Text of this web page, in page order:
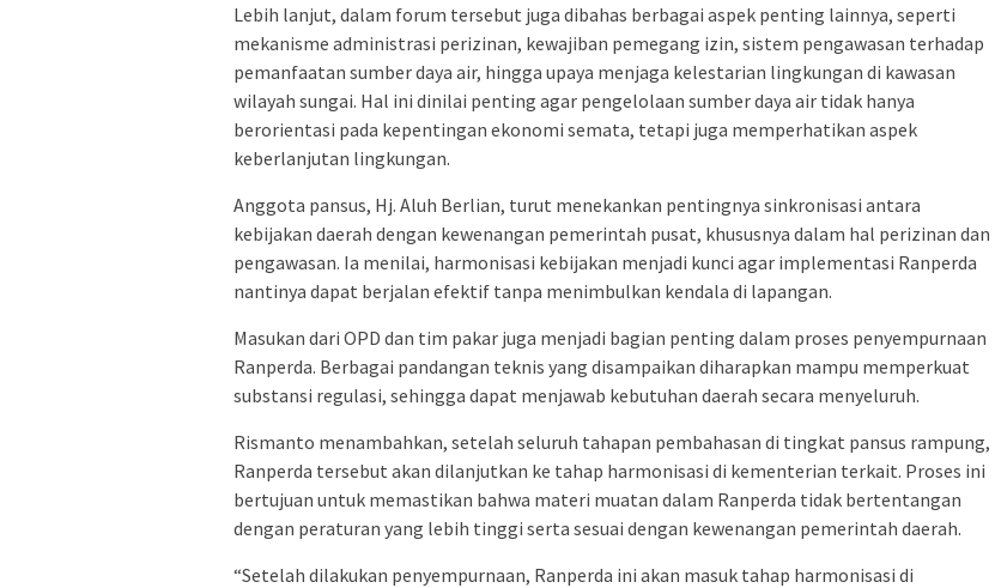
Lebih lanjut, dalam forum tersebut juga dibahas berbagai aspek penting lainnya, seperti
mekanisme administrasi perizinan, kewajiban pemegang izin, sistem pengawasan terhadap
pemanfaatan sumber daya air, hingga upaya menjaga kelestarian lingkungan di kawasan
wilayah sungai. Hal ini dinilai penting agar pengelolaan sumber daya air tidak hanya
berorientasi pada kepentingan ekonomi semata, tetapi juga memperhatikan aspek
keberlanjutan lingkungan.
Anggota pansus, Hj. Aluh Berlian, turut menekankan pentingnya sinkronisasi antara
kebijakan daerah dengan kewenangan pemerintah pusat, khususnya dalam hal perizinan dan
pengawasan. Ia menilai, harmonisasi kebijakan menjadi kunci agar implementasi Ranperda
nantinya dapat berjalan efektif tanpa menimbulkan kendala di lapangan.
Masukan dari OPD dan tim pakar juga menjadi bagian penting dalam proses penyempurnaan
Ranperda. Berbagai pandangan teknis yang disampaikan diharapkan mampu memperkuat
substansi regulasi, sehingga dapat menjawab kebutuhan daerah secara menyeluruh.
Rismanto menambahkan, setelah seluruh tahapan pembahasan di tingkat pansus rampung,
Ranperda tersebut akan dilanjutkan ke tahap harmonisasi di kementerian terkait. Proses ini
bertujuan untuk memastikan bahwa materi muatan dalam Ranperda tidak bertentangan
dengan peraturan yang lebih tinggi serta sesuai dengan kewenangan pemerintah daerah.
“Setelah dilakukan penyempurnaan, Ranperda ini akan masuk tahap harmonisasi di